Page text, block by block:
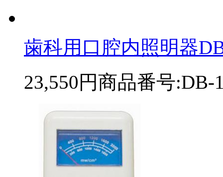
歯科用口腔内照明器
23,550円商品番号:DB-